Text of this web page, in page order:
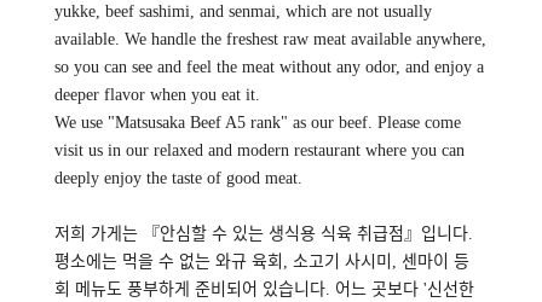
yukke, beef sashimi, and senmai, which are not usually
available. We handle the freshest raw meat available anywhere,
so you can see and feel the meat without any odor, and enjoy a
deeper flavor when you eat it.
We use "Matsusaka Beef A5 rank" as our beef. Please come
visit us in our relaxed and modern restaurant where you can
deeply enjoy the taste of good meat.
저희 가게는 『안심할 수 있는 생식용 식육 취급점』입니다.
평소에는 먹을 수 없는 와규 육회, 소고기 사시미, 센마이 등
회 메뉴도 풍부하게 준비되어 있습니다. 어느 곳보다 '신선한